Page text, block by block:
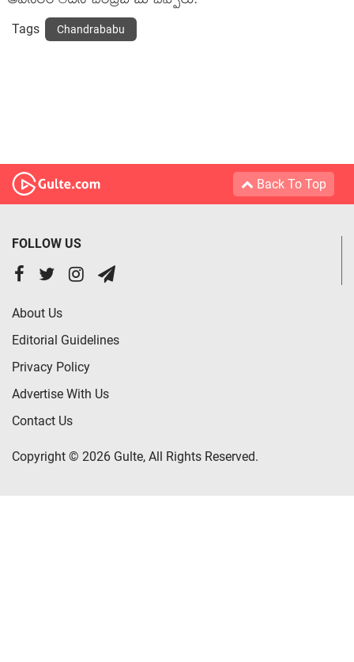
Tags Chandrababu
Back To Top
FOLLOW US
About Us
Editorial Guidelines
Privacy Policy
Advertise With Us
Contact Us
Copyright © 2026 Gulte, All Rights Reserved.